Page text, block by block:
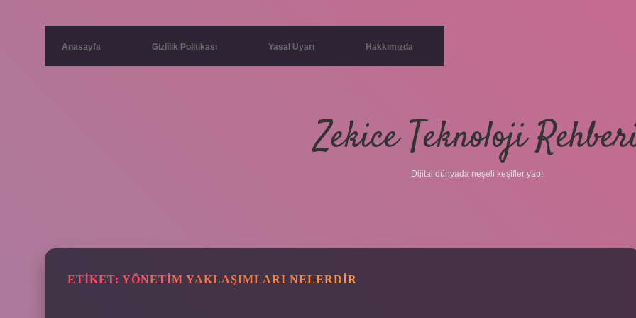
Anasayfa Gizlilik Politikası Yasal Uyarı Hakkımızda
Zekice Teknoloji
Dijital dünyada neşeli keşifler yap!
ETIKET: YÖNETIM YAKLAŞIMLARI NELERDIR